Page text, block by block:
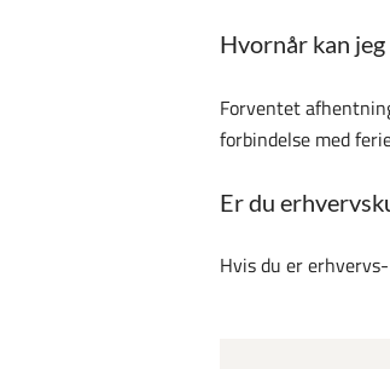
Hvornår kan
Forventet
forbindelse med
Er du
Hvis du er